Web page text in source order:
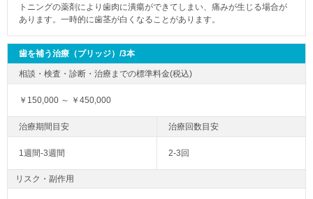
トニングの薬剤により歯肉に潰瘍ができてしまい、痛みが生じる場合が
あります。一時的に歯茎が白くなることがあります。
歯を補う治療（ブリッジ）/3本
￥150,000 ～ ￥450,000
1週間-3週間 2-3回
リスク・副作用